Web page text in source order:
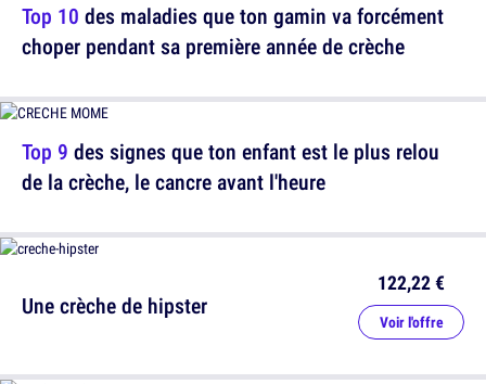
Top 9 des signes que ton enfant est le plus relou
de la crèche, le cancre avant l'heure
Top 10 des maladies que ton gamin va forcément
choper pendant sa première année de crèche
Une crèche de hipster
122,22 €
Voir l'offre